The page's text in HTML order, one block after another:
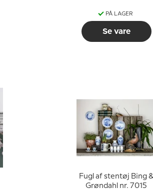
PÅ LAGER
Se vare
Fugl af stentøj Bing
Grøndahl nr. 7015